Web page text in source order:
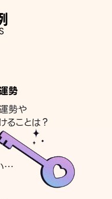
勢
勢や
ることは？
…